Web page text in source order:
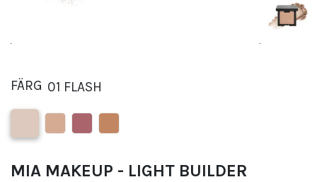
FÄRG 01 FLASH
MIA MAKEUP - LIGHT BUILDER